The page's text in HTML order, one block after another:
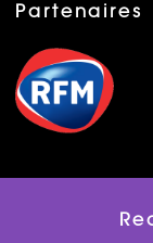
Partenaires